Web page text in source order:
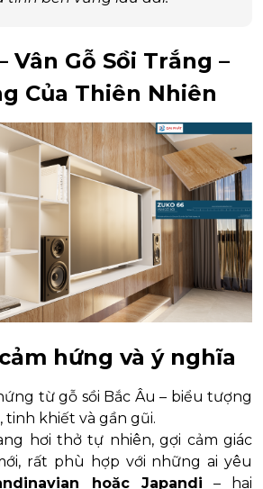
Vân Gỗ Sồi Trắng –
Của Thiên Nhiên
hứng và ý nghĩa
từ gỗ sồi Bắc Âu – biểu tượng
tinh khiết và gần gũi.
hơi thở tự nhiên, gợi cảm giác
rất phù hợp với những ai yêu
hoặc Japandi – hai